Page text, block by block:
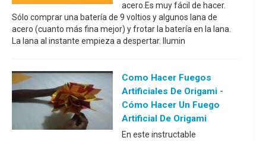
acero.Es muy fácil de hacer.
Sólo comprar una batería de 9 voltios y algunos lana de
acero (cuanto más fina mejor) y frotar la batería en la lana.
La lana al instante empieza a despertar. Ilumin
Como Hacer Fuegos
Artificiales De Origami -
Cómo Hacer Un Fuego
Artificial De Origami
En este instructable